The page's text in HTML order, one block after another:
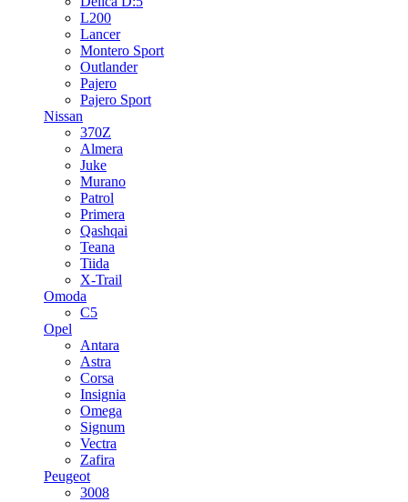
L200
Lancer
Montero Sport
Outlander
Pajero
Pajero Sport
Nissan
370Z
Almera
Juke
Murano
Patrol
Primera
Qashqai
Teana
Tiida
X-Trail
Omoda
C5
Opel
Antara
Astra
Corsa
Insignia
Omega
Signum
Vectra
Zafira
Peugeot
3008